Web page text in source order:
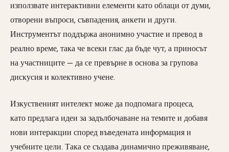
използвате интерактивни елементи като облаци от думи,
отворени въпроси, съвпадения, анкети и други.
Инструментът поддържа анонимно участие и превод в
реално време, така че всеки глас да бъде чут, а приносът
на участниците — да се превърне в основа за групова
дискусия и колективно учене.
Изкуственият интелект може да подпомага процеса,
като предлага идеи за задълбочаване на темите и добавя
нови интеракции според въведената информация и
учебните цели. Така се създава динамично преживяване,